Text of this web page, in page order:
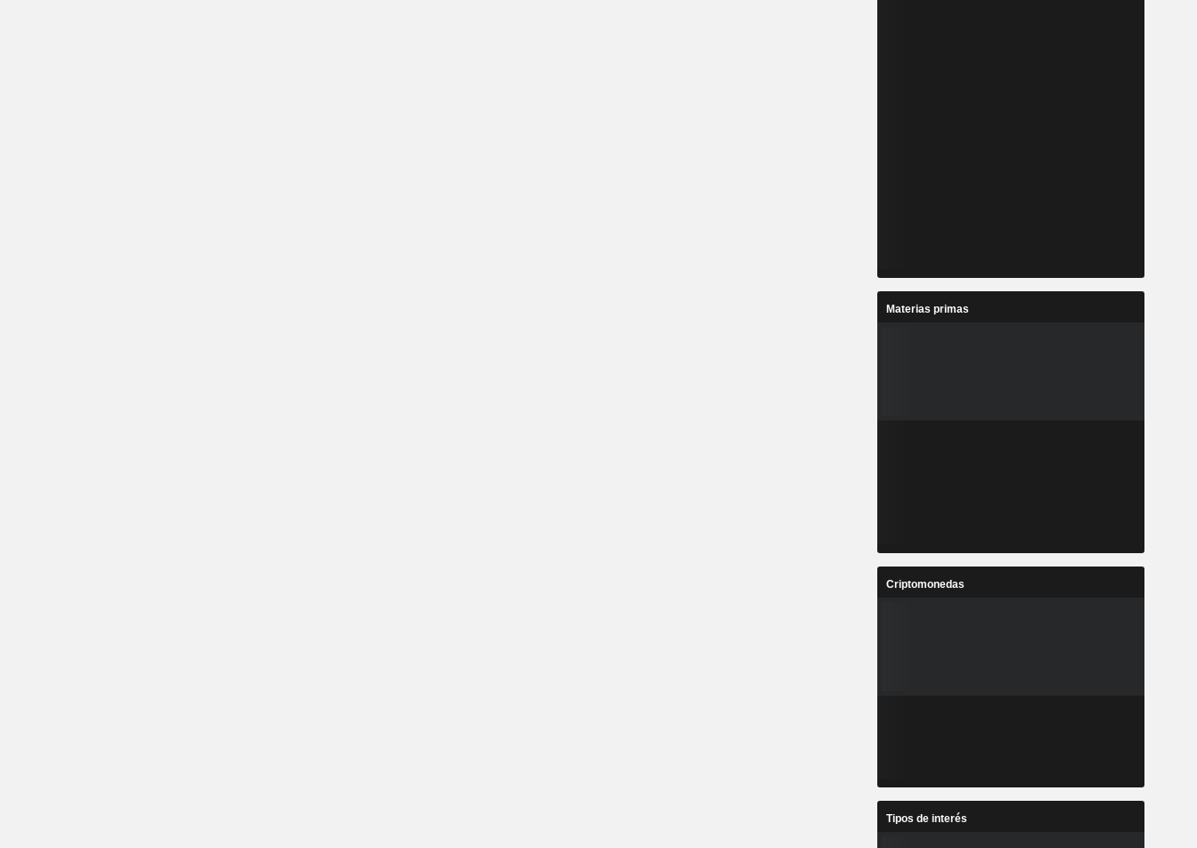
Materias primas
Criptomonedas
Tipos de interés